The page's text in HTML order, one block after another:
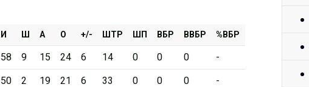
Спутник Ал
И Ш А О +/- ШТР ШП ВБР ВВБР %ВБР
58 9 15 24 6 14 0 0 0 -
50 2 19 21 6 33 0 0 0 -